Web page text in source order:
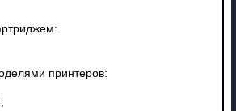
принтеров: